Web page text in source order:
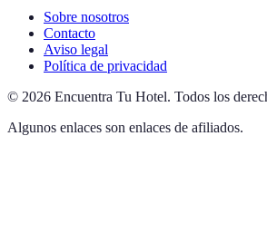
Sobre nosotros
Contacto
Aviso legal
Política de privacidad
© 2026 Encuentra Tu Hotel. Todos los
Algunos enlaces son enlaces de afiliados.